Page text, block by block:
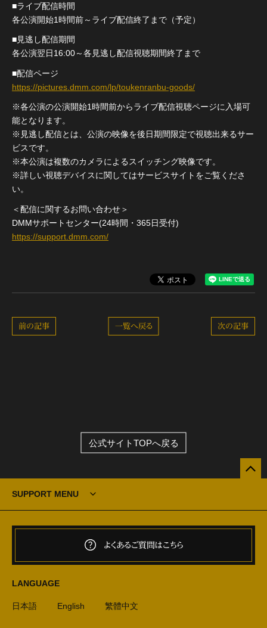
■ライブ配信時間
各公演開始1時間前～ライブ配信終了まで（予定）
■見逃し配信期間
各公演翌日16:00～各見逃し配信視聴期間終了まで
■配信ページ
https://pictures.dmm.com/lp/toukenranbu-goods/
※各公演の公演開始1時間前からライブ配信視聴ページに入場可
能となります。
※見逃し配信とは、公演の映像を後日期間限定で視聴出来るサー
ビスです。
※本公演は複数のカメラによるスイッチング映像です。
※詳しい視聴デバイスに関してはサービスサイトをご覧くださ
い。
＜配信に関するお問い合わせ＞
DMMサポートセンター(24時間・365日受付)
https://support.dmm.com/
次の記事
一覧へ戻る
前の記事
公式サイトTOPへ戻る
SUPPORT MENU
よくあるご質問はこちら
LANGUAGE
日本語 English 繁體中文